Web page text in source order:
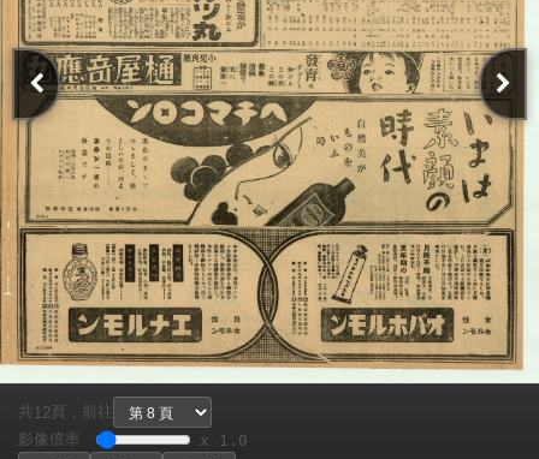
共 12頁， 前往
影像倍率
x 1.0